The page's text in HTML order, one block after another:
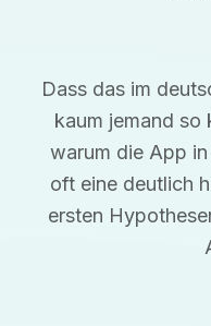
Dass das im
kaum jemand so
warum die App
oft eine deutlich
ersten